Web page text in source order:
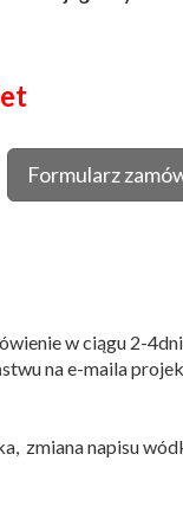
Formularz
w ciągu 2-
na e-maila
zmiana napisu